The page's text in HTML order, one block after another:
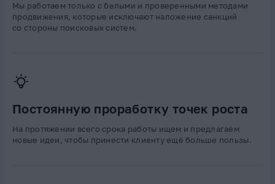
Мы работаем только с белыми и проверенными методами
продвижения, которые исключают наложение санкций
со стороны поисковых систем.
Постоянную проработку точек роста
На протяжении всего срока работы ищем и предлагаем
новые идеи, чтобы принести клиенту ещё больше пользы.